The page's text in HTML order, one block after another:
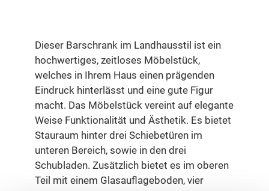
Dieser Barschrank im Landhausstil ist ein
hochwertiges, zeitloses Möbelstück,
welches in Ihrem Haus einen prägenden
Eindruck hinterlässt und eine gute Figur
macht. Das Möbelstück vereint auf elegante
Weise Funktionalität und Ästhetik. Es bietet
Stauraum hinter drei Schiebetüren im
unteren Bereich, sowie in den drei
Schubladen. Zusätzlich bietet es im oberen
Teil mit einem Glasauflageboden, vier